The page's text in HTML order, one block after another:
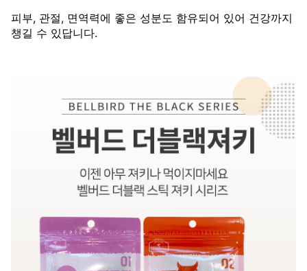
피부, 관절, 면역력에 좋은 성분도 함유되어 있어 건강까지
챙길 수 있답니다.